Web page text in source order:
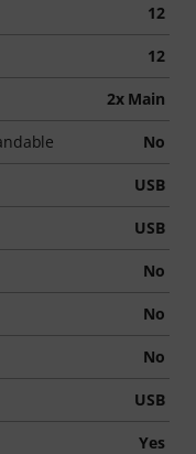
12
12
2x Main
No
USB
USB
No
No
No
USB
Yes